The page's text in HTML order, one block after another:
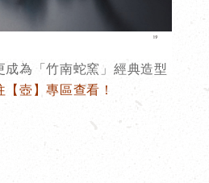
成為「竹南蛇窯」經典造型
壺】專區查看！